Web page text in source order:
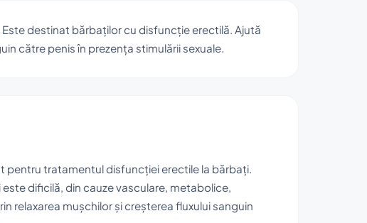
destinat bărbaților cu disfuncție erectilă. Ajută
către penis în prezența stimulării sexuale.
pentru tratamentul disfuncției erectile la bărbați.
dificilă, din cauze vasculare, metabolice,
relaxarea mușchilor și creșterea fluxului sanguin